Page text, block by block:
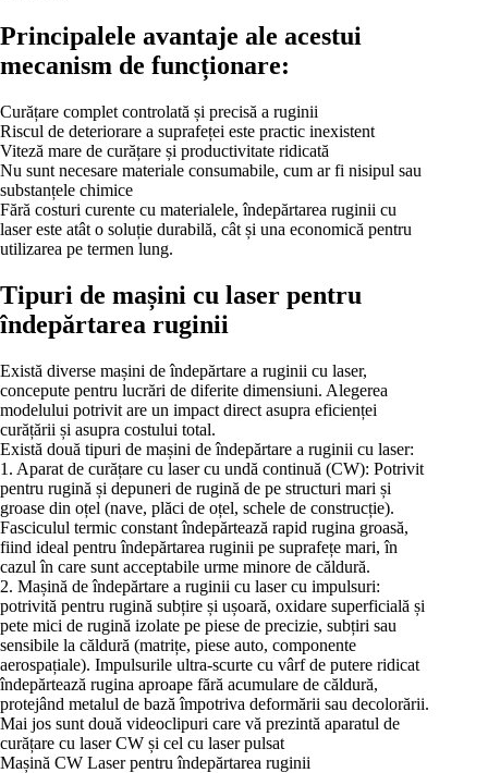
Principalele avantaje ale acestui
mecanism de funcționare:
Curățare complet controlată și precisă a ruginii
Riscul de deteriorare a suprafeței este practic inexistent
Viteză mare de curățare și productivitate ridicată
Nu sunt necesare materiale consumabile, cum ar fi nisipul sau
substanțele chimice
Fără costuri curente cu materialele, îndepărtarea ruginii cu
laser este atât o soluție durabilă, cât și una economică pentru
utilizarea pe termen lung.
Tipuri de mașini cu laser pentru
îndepărtarea ruginii
Există diverse mașini de îndepărtare a ruginii cu laser,
concepute pentru lucrări de diferite dimensiuni. Alegerea
modelului potrivit are un impact direct asupra eficienței
curățării și asupra costului total.
Există două tipuri de mașini de îndepărtare a ruginii cu laser:
1. Aparat de curățare cu laser cu undă continuă (CW): Potrivit
pentru rugină și depuneri de rugină de pe structuri mari și
groase din oțel (nave, plăci de oțel, schele de construcție).
Fasciculul termic constant îndepărtează rapid rugina groasă,
fiind ideal pentru îndepărtarea ruginii pe suprafețe mari, în
cazul în care sunt acceptabile urme minore de căldură.
2. Mașină de îndepărtare a ruginii cu laser cu impulsuri:
potrivită pentru rugină subțire și ușoară, oxidare superficială și
pete mici de rugină izolate pe piese de precizie, subțiri sau
sensibile la căldură (matrițe, piese auto, componente
aerospațiale). Impulsurile ultra-scurte cu vârf de putere ridicat
îndepărtează rugina aproape fără acumulare de căldură,
protejând metalul de bază împotriva deformării sau decolorării.
Mai jos sunt două videoclipuri care vă prezintă aparatul de
curățare cu laser CW și cel cu laser pulsat
Mașină CW Laser pentru îndepărtarea ruginii